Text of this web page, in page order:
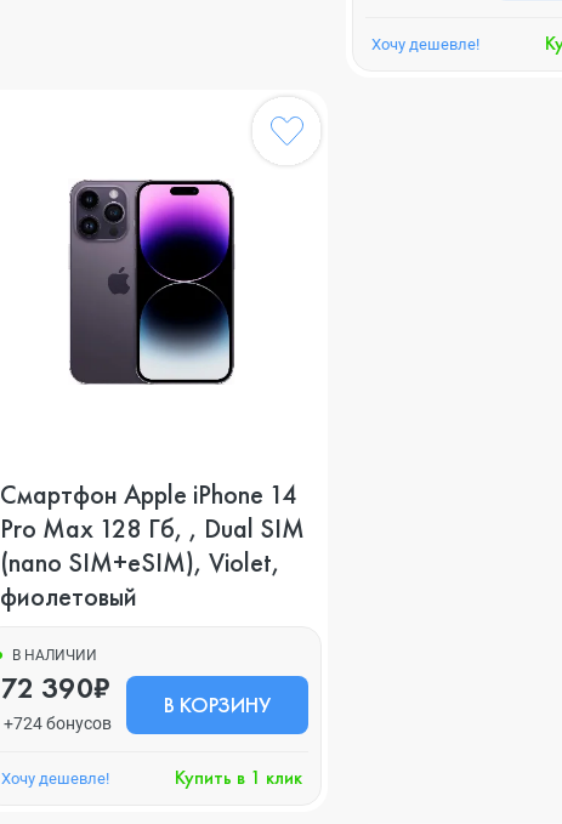
Хочу дешевле!
Смартфон Apple iPhone 14
Pro Max 128 Гб, , Dual SIM
(nano SIM+eSIM), Violet,
фиолетовый
В НАЛИЧИИ
72 390₽
+724 бонусов
В КОРЗИНУ
Хочу дешевле! Купить в 1 клик